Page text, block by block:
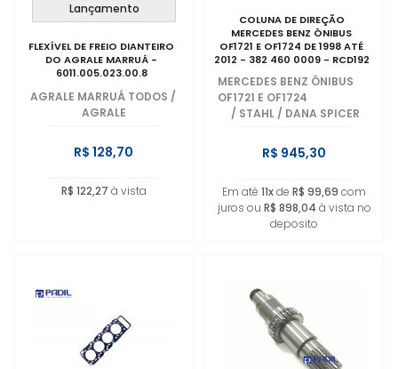
Lançamento
FLEXÍVEL DE FREIO DIANTEIRO
DO AGRALE MARRUÁ -
6011.005.023.00.8
AGRALE MARRUÁ TODOS /
AGRALE
R$ 128,70
R$ 122,27 à vista
COLUNA DE DIREÇÃO
MERCEDES BENZ ÔNIBUS
OF1721 E OF1724 DE 1998 ATÉ
2012 - 382 460 0009 - RCD192
MERCEDES BENZ ÔNIBUS
OF1721 E OF1724
/ STAHL / DANA SPICER
R$ 945,30
Em até 11xde R$ 99,69 com
juros ou R$ 898,04 à vista no
deposito